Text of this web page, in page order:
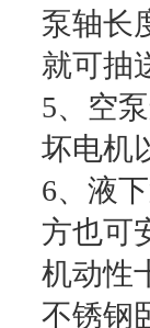
泵轴长
就可抽
5、空
坏电机
6、液
方也可
机动性
不锈钢